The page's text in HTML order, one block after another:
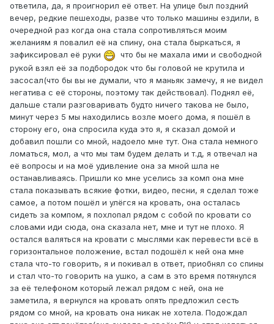
ответила, да, я проигнорил её ответ. На улице был поздний
вечер, редкие пешеходы, разве что только машины ездили, в
очередной раз когда она стала сопротивляться моим
желаниям я повалил её на спину, она стала быркаться, я
зафиксировал её руки
что бы не махала ими и свободной
рукой взял её за подбородок что бы головой не крутила и
засосал(что бы вы не думали, что я маньяк замечу, я не видел
негатива с её стороны, поэтому так действовал). Поднял её,
дальше стали разговаривать будто ничего такова не было,
минут через 5 мы находились возле моего дома, я пошёл в
сторону его, она спросила куда это я, я сказал домой и
добавил пошли со мной, надоело мне тут. Она стала немного
ломаться, мол, а что мы там будем делать и т.д, я отвечал на
её вопросы и на моё удивление она за мной шла не
останавливаясь. Пришли ко мне уселись за комп она мне
стала показывать всякие фотки, видео, песни, я сделал тоже
самое, а потом пошёл и улёгся на кровать, она осталась
сидеть за компом, я похлопал рядом с собой по кровати со
словами иди сюда, она сказала нет, мне и тут не плохо. Я
остался валяться на кровати с мыслями как перевести всё в
горизонтальное положение, встал подошёл к ней она мне
стала что-то говорить, я и покивал в ответ, приобнял со спины
и стал что-то говорить на ушко, а сам в это время потянулся
за её телефоном который лежал рядом с ней, она не
заметила, я вернулся на кровать опять предложил сесть
рядом со мной, на кровать она никак не хотела. Подождал